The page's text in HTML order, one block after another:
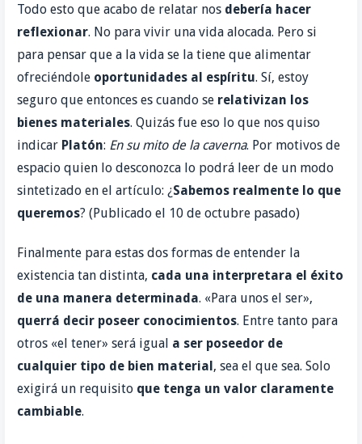
Todo esto que acabo de relatar nos debería hacer
reflexionar. No para vivir una vida alocada. Pero si
para pensar que a la vida se la tiene que alimentar
ofreciéndole oportunidades al espíritu. Sí, estoy
seguro que entonces es cuando se relativizan los
bienes materiales. Quizás fue eso lo que nos quiso
indicar Platón: En su mito de la caverna. Por motivos de
espacio quien lo desconozca lo podrá leer de un modo
sintetizado en el artículo: ¿Sabemos realmente lo que
queremos? (Publicado el 10 de octubre pasado)
Finalmente para estas dos formas de entender la
existencia tan distinta, cada una interpretara el éxito
de una manera determinada. «Para unos el ser»,
querrá decir poseer conocimientos. Entre tanto para
otros «el tener» será igual a ser poseedor de
cualquier tipo de bien material , sea el que sea. Solo
exigirá un requisito que tenga un valor claramente
cambiable.